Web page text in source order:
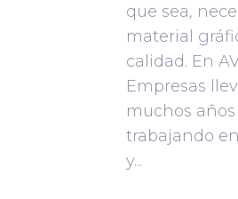
que sea,
material
calidad. En
Empresas
muchos años
trabajando
y...